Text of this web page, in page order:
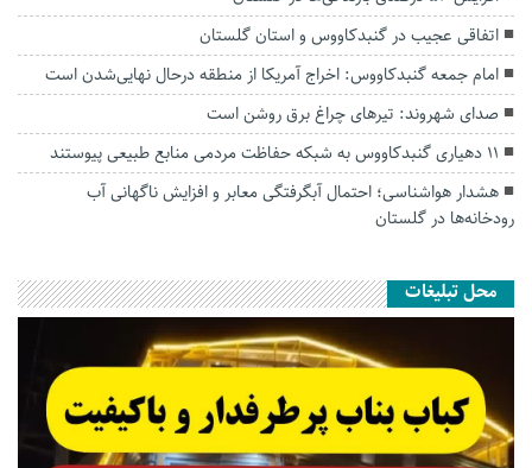
اتفاقی عجیب در‌ گنبدکاووس و استان گلستان
امام جمعه گنبدکاووس: اخراج آمریکا از منطقه درحال نهایی‌شدن است
صدای شهروند: تیرهای چراغ برق روشن است
۱۱ دهیاری گنبدکاووس به شبکه حفاظت مردمی منابع طبیعی پیوستند
هشدار هواشناسی؛ احتمال آبگرفتگی معابر و افزایش ناگهانی آب
رودخانه‌ها در گلستان
محل تبلیغات